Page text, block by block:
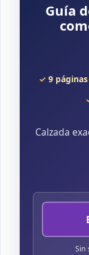
Guía
9 páginas
Calzada
Sin